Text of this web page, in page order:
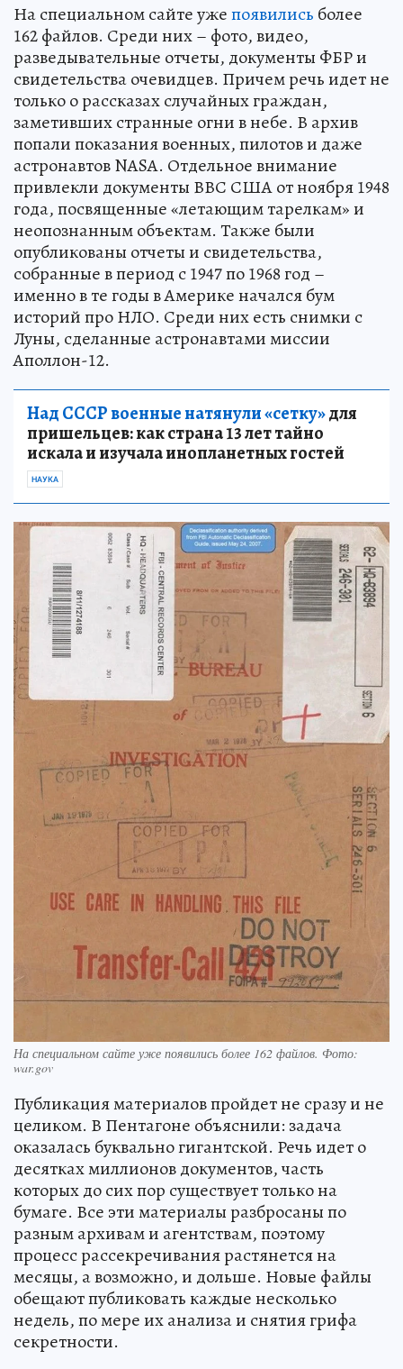
На специальном сайте ужепоявились более
162 файлов. Среди них – фото, видео,
разведывательные отчеты, документы ФБР и
свидетельства очевидцев. Причем речь идет не
только о рассказах случайных граждан,
заметивших странные огни в небе. В архив
попали показания военных, пилотов и даже
астронавтов NASA. Отдельное внимание
привлекли документы ВВС США от ноября 1948
года, посвященные «летающим тарелкам» и
неопознанным объектам. Также были
опубликованы отчеты и свидетельства,
собранные в период с 1947 по 1968 год –
именно в те годы в Америке начался бум
историй про НЛО. Среди них есть снимки с
Луны, сделанные астронавтами миссии
Аполлон-12.
Над СССР военные натянули «сетку»для
пришельцев: как страна 13 лет тайно
искала и изучала инопланетных гостей
НАУКА
На специальном сайте уже появились более 162 файлов. Фото:
war.gov
Публикация материалов пройдет не сразу и не
целиком. В Пентагоне объяснили: задача
оказалась буквально гигантской. Речь идет о
десятках миллионов документов, часть
которых до сих пор существует только на
бумаге. Все эти материалы разбросаны по
разным архивам и агентствам, поэтому
процесс рассекречивания растянется на
месяцы, а возможно, и дольше. Новые файлы
обещают публиковать каждые несколько
недель, по мере их анализа и снятия грифа
секретности.